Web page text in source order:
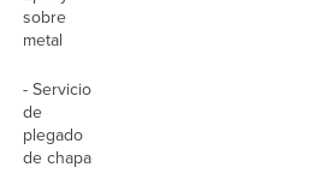
sobre
metal
- Servicio
de
plegado
de chapa